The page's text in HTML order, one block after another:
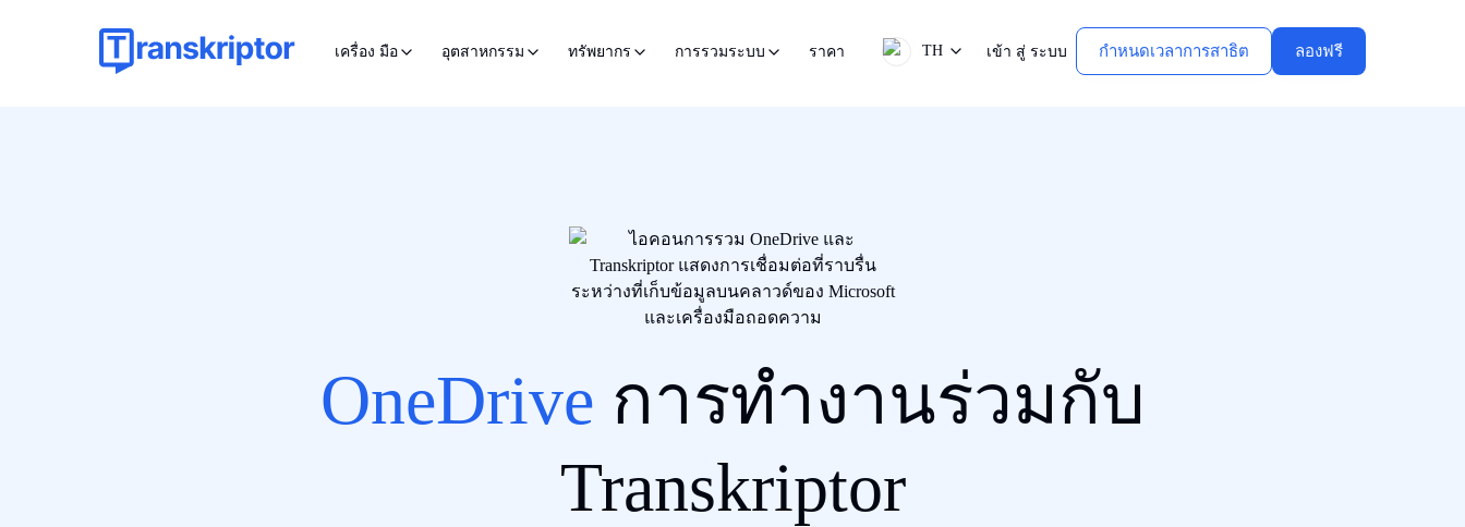
เครื่อง มือ อุตสาหกรรม ทรัพยากร การรวมระบบ ราคา TH เข้า สู่ ระบบ กําหนดเวลาการสาธิต ลองฟรี
OneDrive การทำงานร่วมกับ
Transkriptor